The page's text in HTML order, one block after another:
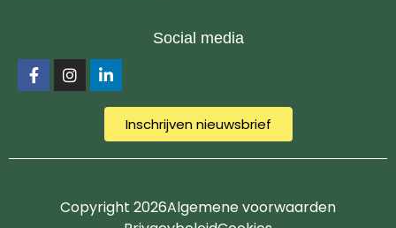
Social media
Inschrijven nieuwsbrief
Copyright 2026Algemene voorwaarden